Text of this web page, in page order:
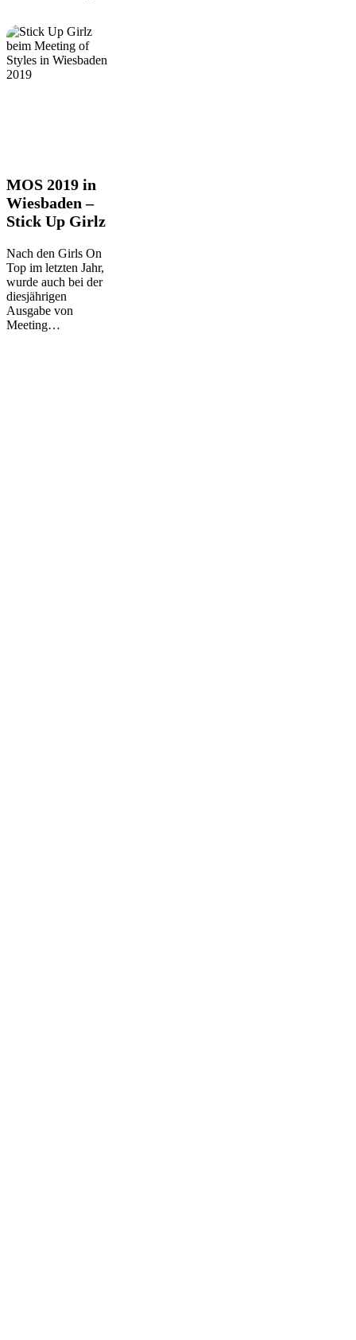
MOS
2019
in
Wiesbaden
Stick
Up
Girlz
MOS 2019 in
Wiesbaden –
Stick Up Girlz
Nach den Girls On
Top im letzten Jahr,
wurde auch bei der
diesjährigen
Ausgabe von
Meeting…